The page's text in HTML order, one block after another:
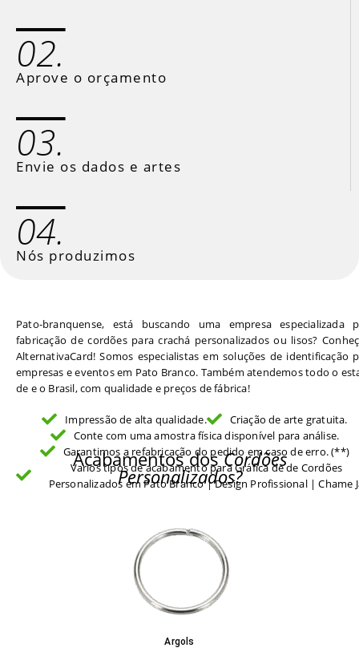
02.
Aprove o orçamento
03.
Envie os dados e artes
04.
Nós produzimos
Pato-branquense, está buscando uma empresa especializada
fabricação de cordões para crachá personalizados ou lisos?
AlternativaCard! Somos especialistas em soluções de identificação
empresas e eventos em Pato Branco. Também atendemos todo o
de e o Brasil, com qualidade e preços de fábrica!
Impressão de alta qualidade.
Criação de arte gratuita.
Conte com uma amostra física disponível para análise.
Garantimos a refabricação do pedido em caso de erro. (**)
Varios típos de acabamento para Gráfica de de Cordões
Personalizados em Pato Branco | Design Profissional | Chame
Acabamentos dosCordões
Personalizados?
Argols